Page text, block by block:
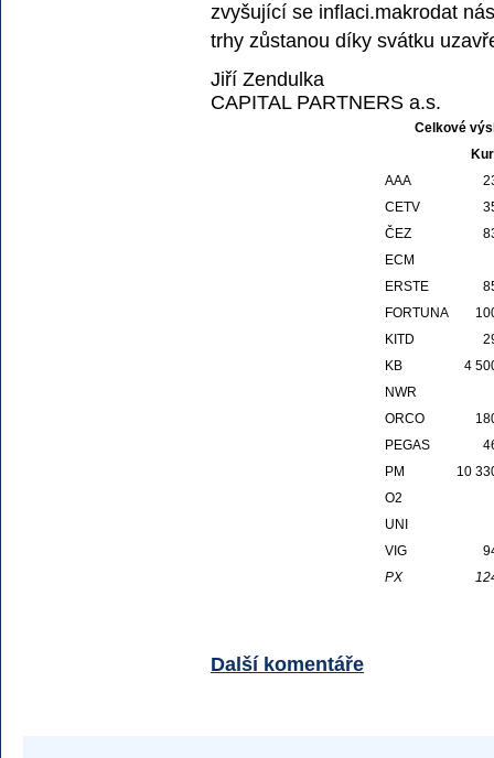
zvyšující se inflaci.makrodat
trhy zůstanou díky svátku
Jiří Zendulka
CAPITAL PARTNERS a.s.
Celkové
AAA
CETV
ČEZ
ECM
ERSTE
FORTUNA
KITD
KB
4
NWR
ORCO
PEGAS
PM
10
O2
UNI
VIG
PX
Další komentáře